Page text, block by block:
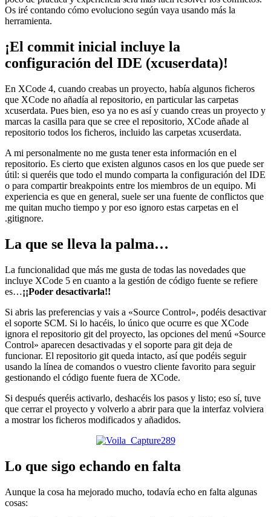
Os iré contando cómo evoluciono según vaya usando más la
herramienta.
¡El commit inicial incluye la
configuración del IDE (xcuserdata)!
En XCode 4, cuando creabas un proyecto, había algunos ficheros
que XCode no añadía al repositorio, en particular las carpetas
xcuserdata. Pues bien, eso ya no es así y cuando creas un proyecto y
marcas la casilla para que se cree el repositorio, XCode añade al
repositorio todos los ficheros, incluido las carpetas xcuserdata.
A mi personalmente no me gusta tener esta información en el
repositorio. Es cierto que existen algunos casos en los que puede ser
útil: si queréis que todo el mundo comparta la configuración del IDE
o para compartir breakpoints entre los miembros de un equipo. Mi
experiencia es que en general, suele ser una fuente de conflictos que
me quitan mucho tiempo y por eso ignoro estas carpetas en el
.gitignore.
La que se lleva la palma…
La funcionalidad que más me gusta de todas las novedades que
incluye XCode 5 en cuanto a la gestión de código fuente se refiere
es…¡¡Poder desactivarla!!
Si abris las preferencias y vais a «Source Control», podéis desactivar
el soporte SCM. Si lo hacéis, lo único que ocurre es que XCode
ignora el repositorio git del proyecto, las opciones del menú «Source
Control» aparecen desactivadas y el soporte para git deja de
funcionar. El repositorio git queda intacto, así que podéis seguir
usando la línea de comandos o vuestro cliente favorito para seguir
gestionando el código fuente fuera de XCode.
Si después queréis activarlo, deshacéis los pasos y listo; eso sí, tuve
que cerrar el proyecto y volverlo a abrir para que la interfaz volviera
a mostrar los ficheros modificados y añadidos.
Lo que sigo echando en falta
Aunque la cosa ha mejorado mucho, todavía echo en falta algunas
cosas: